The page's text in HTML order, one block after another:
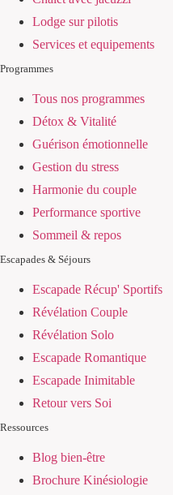
Lodge sur pilotis
Services et equipements
Programmes
Tous nos programmes
Détox & Vitalité
Guérison émotionnelle
Gestion du stress
Harmonie du couple
Performance sportive
Sommeil & repos
Escapades & Séjours
Escapade Récup' Sportifs
Révélation Couple
Révélation Solo
Escapade Romantique
Escapade Inimitable
Retour vers Soi
Ressources
Blog bien-être
Brochure Kinésiologie